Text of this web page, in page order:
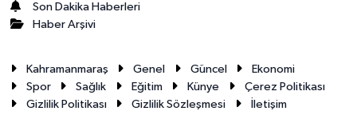
Son Dakika Haberleri
Haber Arşivi
Kahramanmaraş Genel Güncel
Ekonomi
Spor
Sağlık Eğitim Künye
Çerez Politikası
Gizlilik Politikası
Gizlilik Sözleşmesi İletişim